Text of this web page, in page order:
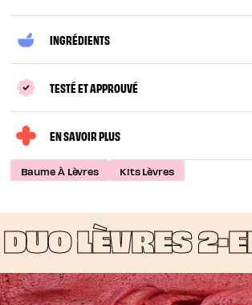
INGRÉDIENTS
TESTÉ ET APPROUVÉ
EN SAVOIR PLUS
Baume À Lèvres Kits Lèvres
LÈVRES 2-